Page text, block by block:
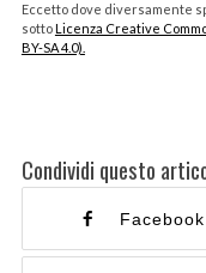
Eccetto dove diversamente
sottoLicenza Creative
BY-SA 4.0).
Condividi questo
Facebook